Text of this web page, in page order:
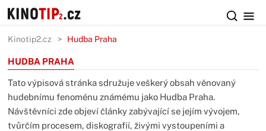
Kinotip2.cz Hudba Praha
HUDBA PRAHA
Tato výpisová stránka sdružuje veškerý obsah věnovaný
hudebnímu fenoménu známému jako Hudba Praha.
Návštěvníci zde objeví články zabývající se jejím vývojem,
tvůrčím procesem, diskografií, živými vystoupeními a